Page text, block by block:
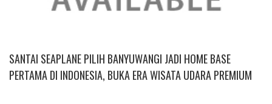
SANTAI SEAPLANE PILIH BANYUWANGI JADI HOME BASE
PERTAMA DI INDONESIA, BUKA ERA WISATA UDARA PREMIUM